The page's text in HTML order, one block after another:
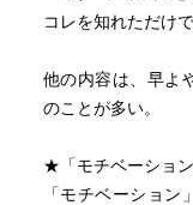
コレを知れただけ
他の内容は、早よ
のことが多い。
★「モチベーション
「モチベーショ